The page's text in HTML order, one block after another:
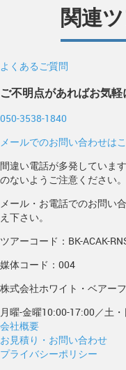
関連
よくあるご質問
ご不明点があればお気軽
050-3538-1840
メールでのお問い合わせは
間違い電話が多発していま
のないようご注意ください。
メール・お電話でのお問い
え下さい。
ツアーコード：BK-ACAK-
媒体コード：004
株式会社ホワイト・ベアー
月曜-金曜10:00-17:00／土
会社概要
お見積り・お問い合わせ
プライバシーポリシー